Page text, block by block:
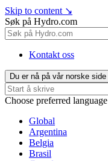
Skip to content ↘
Søk på Hydro.com
Kontakt oss
Du er nå på vår norske side
Choose preferred language
Global
Argentina
Belgia
Brasil